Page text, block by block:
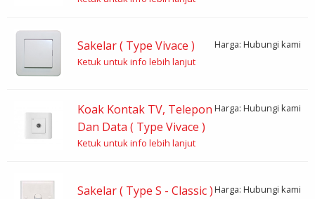
Sakelar ( Type Vivace )
Harga: Hubungi kami
Ketuk untuk info lebih lanjut
Koak Kontak TV, Telepon
Dan Data ( Type Vivace )
Harga: Hubungi kami
Ketuk untuk info lebih lanjut
Sakelar ( Type S - Classic )Harga: Hubungi kami